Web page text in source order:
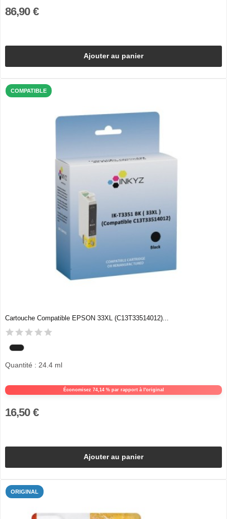
86,90 €
Ajouter au panier
COMPATIBLE
Cartouche Compatible EPSON 33XL (C13T33514012)...
Économisez 74,14 % par rapport à l'original
Quantité : 24.4 ml
16,50 €
Ajouter au panier
ORIGINAL